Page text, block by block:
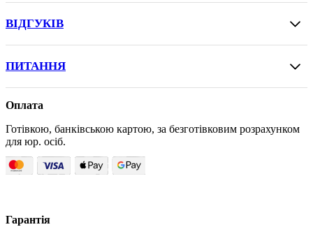
ВІДГУКІВ
ПИТАННЯ
Оплата
Готівкою, банківською картою, за безготівковим розрахунком
для юр. осіб.
Гарантія